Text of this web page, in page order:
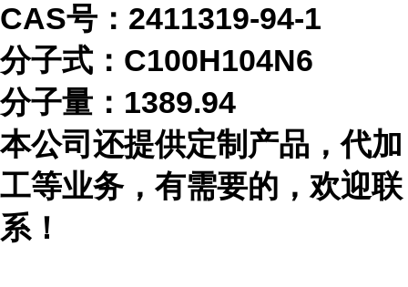
CAS号：2411319-94-1
分子式： C100H104N6
分子量： 1389.94
本公司还提供定制产品，代加
工等业务，有需要的，欢迎联
系！